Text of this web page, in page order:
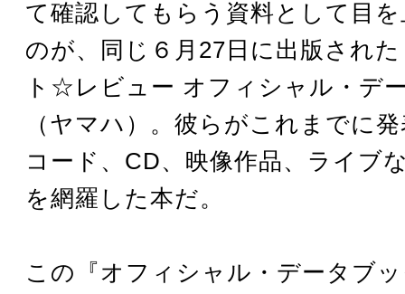
て確認してもらう資料として目
のが、同じ６月27日に出版され
ト☆レビュー オフィシャル・デ
（ヤマハ）。彼らがこれまでに
コード、CD、映像作品、ライブ
を網羅した本だ。
この『オフィシャル・データブ